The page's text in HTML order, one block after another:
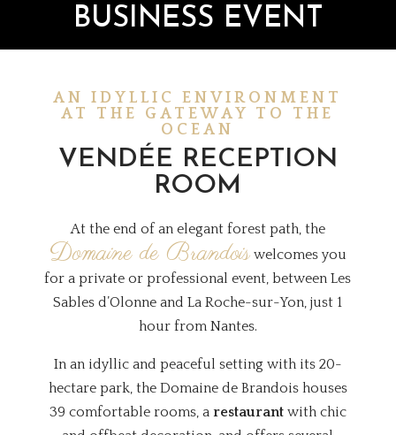
BUSINESS EVENT
AN IDYLLIC ENVIRONMENT
AT THE GATEWAY TO THE
OCEAN
VENDÉE RECEPTION
ROOM
At the end of an elegant forest path, the
Domaine de Brandoiswelcomes you
for a private or professional event, between Les
Sables d’Olonne and La Roche-sur-Yon, just 1
hour from Nantes.
In an idyllic and peaceful setting with its 20-
hectare park, the Domaine de Brandois houses
39 comfortable rooms, a restaurantwith chic